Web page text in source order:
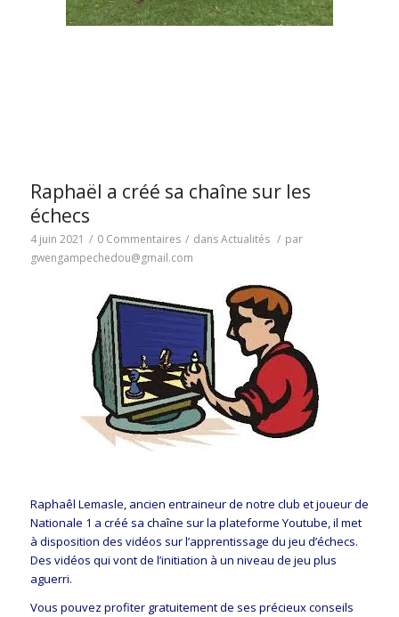
Raphaël a créé sa chaîne sur les
échecs
4 juin 2021 / 0 Commentaires / dansActualités / par
gwengampechedou@gmail.com
Raphaêl Lemasle, ancien entraineur de notre club et joueur de
Nationale 1 a créé sa chaîne sur la plateforme Youtube, il met
à disposition des vidéos sur l’apprentissage du jeu d’échecs.
Des vidéos qui vont de l’initiation à un niveau de jeu plus
aguerri.
Vous pouvez profiter gratuitement de ses précieux conseils